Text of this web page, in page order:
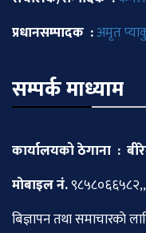
प्रधानसम्पादक :अमृत
सम्पर्क माध्याम
कार्यालयको ठेगाना :
माेबाइल नं.
बिज्ञापन तथा समाचारकाे